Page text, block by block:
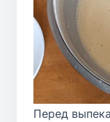
Перед